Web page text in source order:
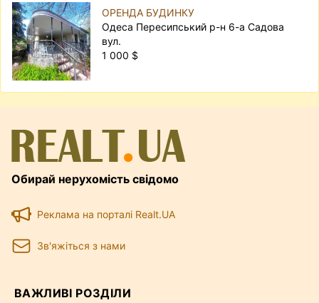
ОРЕНДА БУДИНКУ
Одеса Пересипський р-н 6-а Садова
вул.
1 000 $
Обирай нерухомість свідомо
Реклама на порталі Realt.UA
Зв'яжіться з нами
ВАЖЛИВІ РОЗДІЛИ